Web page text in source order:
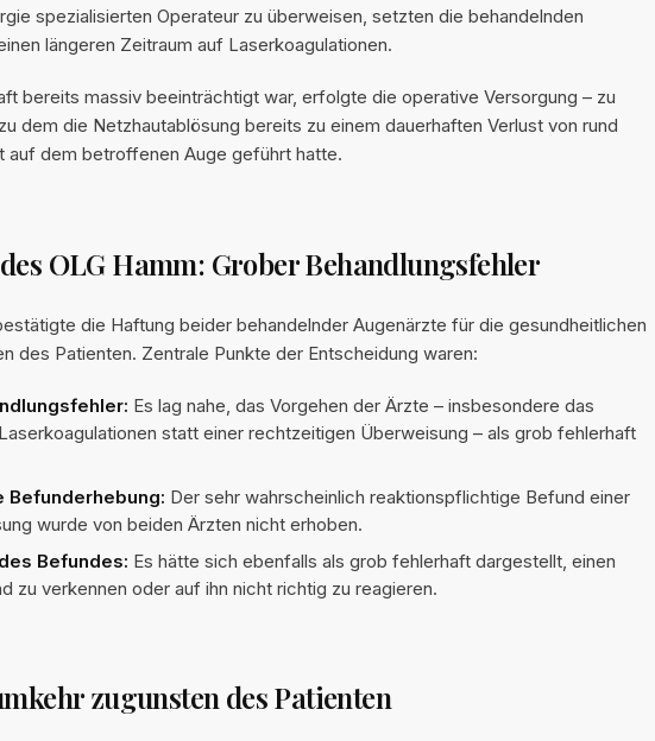
spezialisierten Operateur zu überweisen, setzten die behandelnden
längeren Zeitraum auf Laserkoagulationen.
bereits massiv beeinträchtigt war, erfolgte die operative Versorgung – zu
dem die Netzhautablösung bereits zu einem dauerhaften Verlust von rund
auf dem betroffenen Auge geführt hatte.
OLG Hamm: Grober Behandlungsfehler
die Haftung beider behandelnder Augenärzte für die gesundheitlichen
des Patienten. Zentrale Punkte der Entscheidung waren:
Es lag nahe, das Vorgehen der Ärzte – insbesondere das
statt einer rechtzeitigen Überweisung – als grob fehlerhaft
Befunderhebung: Der sehr wahrscheinlich reaktionspflichtige Befund einer
wurde von beiden Ärzten nicht erhoben.
Befundes: Es hätte sich ebenfalls als grob fehlerhaft dargestellt, einen
zu verkennen oder auf ihn nicht richtig zu reagieren.
zugunsten des Patienten